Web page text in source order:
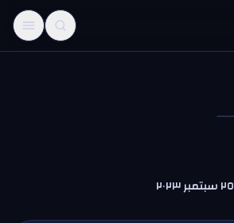
٢٥ سبتمبر ٢٠٢٣